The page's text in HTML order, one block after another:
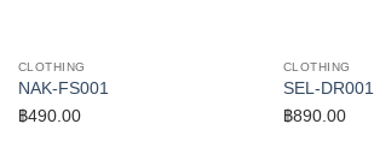
CLOTHING
NAK-FS001
฿490.00
CLOTHING
SEL-DR001
฿890.00